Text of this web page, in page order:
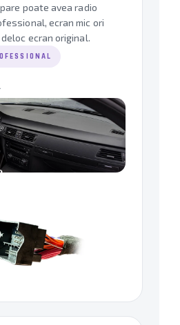
poate avea radio
ecran mic ori
ecran original.